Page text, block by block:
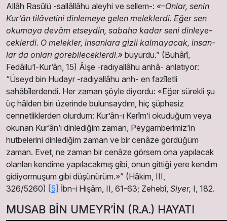
Al­lâh Ra­sû­lü -sal­lâl­lâ­hu aley­hi ve sel­lem-: «–On­lar, se­nin
Kur’ân ti­lâ­ve­ti­ni din­leme­ye ge­len melek­ler­di. Eğer sen
oku­ma­ya de­vâm et­sey­din, sa­ba­ha ka­dar se­ni din­le­ye­
cek­ler­di. O me­lek­ler, in­san­la­ra giz­li kal­ma­ya­cak, in­san­
lar da on­la­rı gö­rebi­le­cek­ler­di.» bu­yur­du­.” (Bu­hâ­rî,
Fedâilu’l-Kur’ân, 15) Âişe -radıyallâhu anhâ- anlatıyor:
“Üseyd bin Hudayr -radıyallâhu anh- en fazîletli
sahâbîlerdendi. Her zaman şöyle diyordu: «Eğer sürekli şu
üç hâlden biri üzerinde bulunsaydım, hiç şüphesiz
cennetliklerden olurdum: Kur’ân-ı Kerîm’i okuduğum veya
okunan Kur’ân’ı dinlediğim zaman, Peygamberimiz’in
hutbelerini dinlediğim zaman ve bir cenâze gördüğüm
zaman. Evet, ne zaman bir cenâze görsem ona yapılacak
olanları kendime yapılacakmış gibi, onun gittiği yere kendim
gidiyormuşum gibi düşünürüm.»” (Hâkim, III,
326/5260) [5] İbn-i Hişâm, II, 61-63; Zehebî, Siyer, I, 182.
MUSAB BİN UMEYR’İN (R.A.) HAYATI